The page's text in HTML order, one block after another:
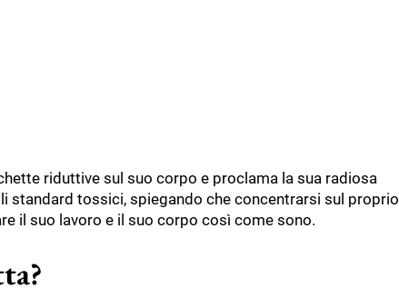
riduttive sul suo corpo e proclama la sua radiosa
standard tossici, spiegando che concentrarsi sul proprio
il suo lavoro e il suo corpo così come sono.